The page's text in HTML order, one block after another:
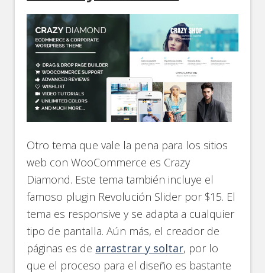
Otro tema que vale la pena para los sitios
web con WooCommerce es Crazy
Diamond. Este tema también incluye el
famoso plugin Revolución Slider por $15. El
tema es responsive y se adapta a cualquier
tipo de pantalla. Aún más, el creador de
páginas es de arrastrar y soltar, por lo
que el proceso para el diseño es bastante